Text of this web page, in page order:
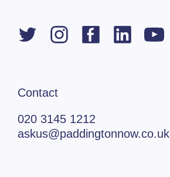
Contact
020 3145 1212
askus@paddingtonnow.co.uk